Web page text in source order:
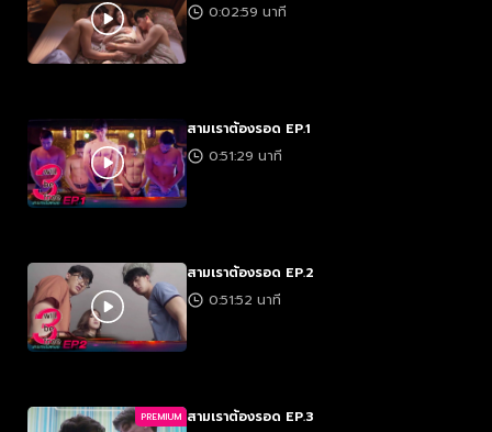
0:02:59 นาที
สามเราต้องรอด EP.1
0:51:29 นาที
สามเราต้องรอด EP.2
0:51:52 นาที
PREMIUM สามเราต้องรอด EP.3